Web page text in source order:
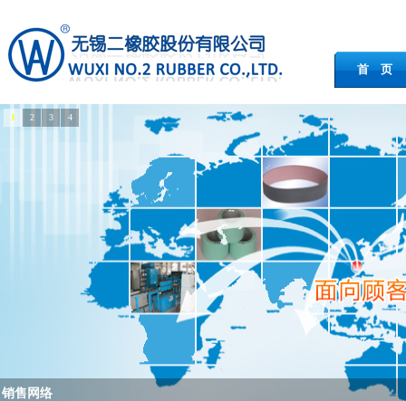
首 页
荣誉资质
1 2 3 4